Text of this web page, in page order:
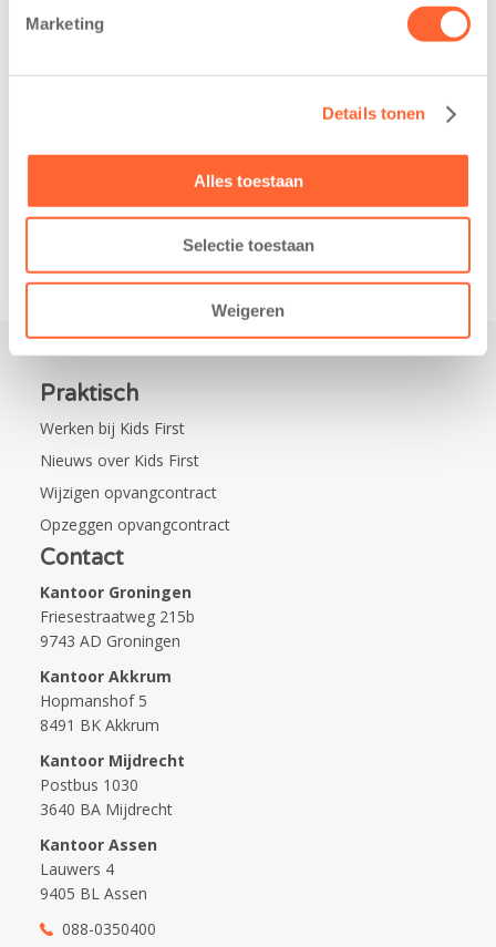
Marketing
Details tonen
Alles toestaan
Selectie toestaan
Weigeren
realisatie van een
nieuw
Na…
namelijk de
nieuwe
naamsponsor
van…
Praktisch
Werken bij Kids First
Nieuws over Kids First
Wijzigen opvangcontract
Opzeggen opvangcontract
Contact
Kantoor Groningen
Friesestraatweg 215b
9743 AD Groningen
Kantoor Akkrum
Hopmanshof 5
8491 BK Akkrum
Kantoor Mijdrecht
Postbus 1030
3640 BA Mijdrecht
Kantoor Assen
Lauwers 4
9405 BL Assen
088-0350400